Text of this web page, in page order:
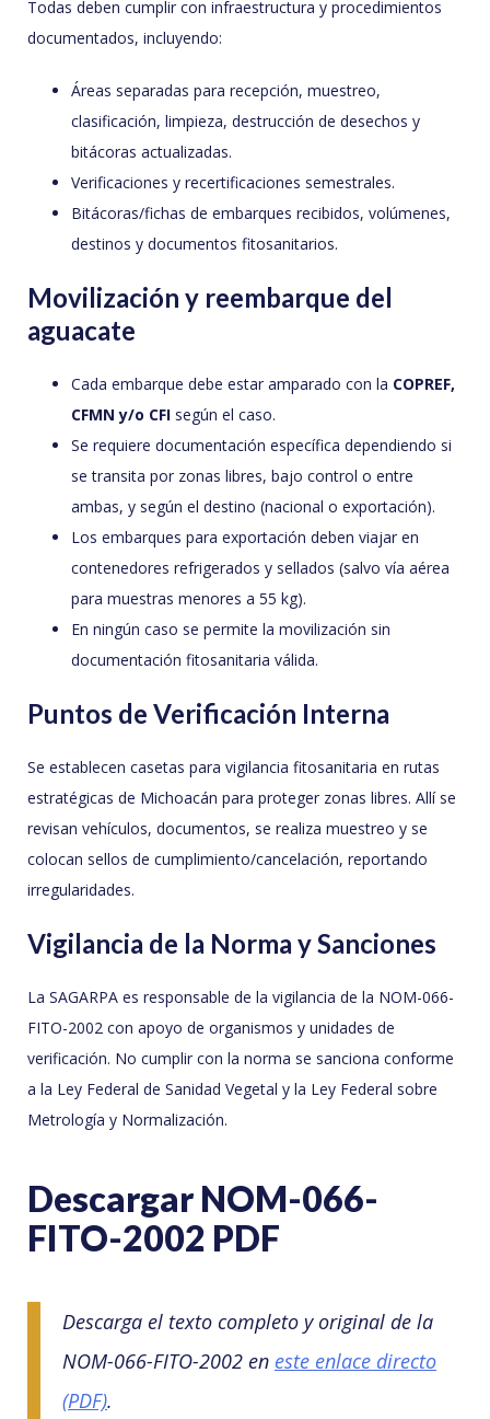
Todas deben cumplir con infraestructura y procedimientos
documentados, incluyendo:
Áreas separadas para recepción, muestreo,
clasificación, limpieza, destrucción de desechos y
bitácoras actualizadas.
Verificaciones y recertificaciones semestrales.
Bitácoras/fichas de embarques recibidos, volúmenes,
destinos y documentos fitosanitarios.
Movilización y reembarque del
aguacate
Cada embarque debe estar amparado con la COPREF,
CFMN y/o CFI según el caso.
Se requiere documentación específica dependiendo si
se transita por zonas libres, bajo control o entre
ambas, y según el destino (nacional o exportación).
Los embarques para exportación deben viajar en
contenedores refrigerados y sellados (salvo vía aérea
para muestras menores a 55 kg).
En ningún caso se permite la movilización sin
documentación fitosanitaria válida.
Puntos de Verificación Interna
Se establecen casetas para vigilancia fitosanitaria en rutas
estratégicas de Michoacán para proteger zonas libres. Allí se
revisan vehículos, documentos, se realiza muestreo y se
colocan sellos de cumplimiento/cancelación, reportando
irregularidades.
Vigilancia de la Norma y Sanciones
La SAGARPA es responsable de la vigilancia de la NOM-066-
FITO-2002 con apoyo de organismos y unidades de
verificación. No cumplir con la norma se sanciona conforme
a la Ley Federal de Sanidad Vegetal y la Ley Federal sobre
Metrología y Normalización.
Descargar NOM-066-
FITO-2002 PDF
Descarga el texto completo y original de la
NOM-066-FITO-2002 en este enlace directo
(PDF).